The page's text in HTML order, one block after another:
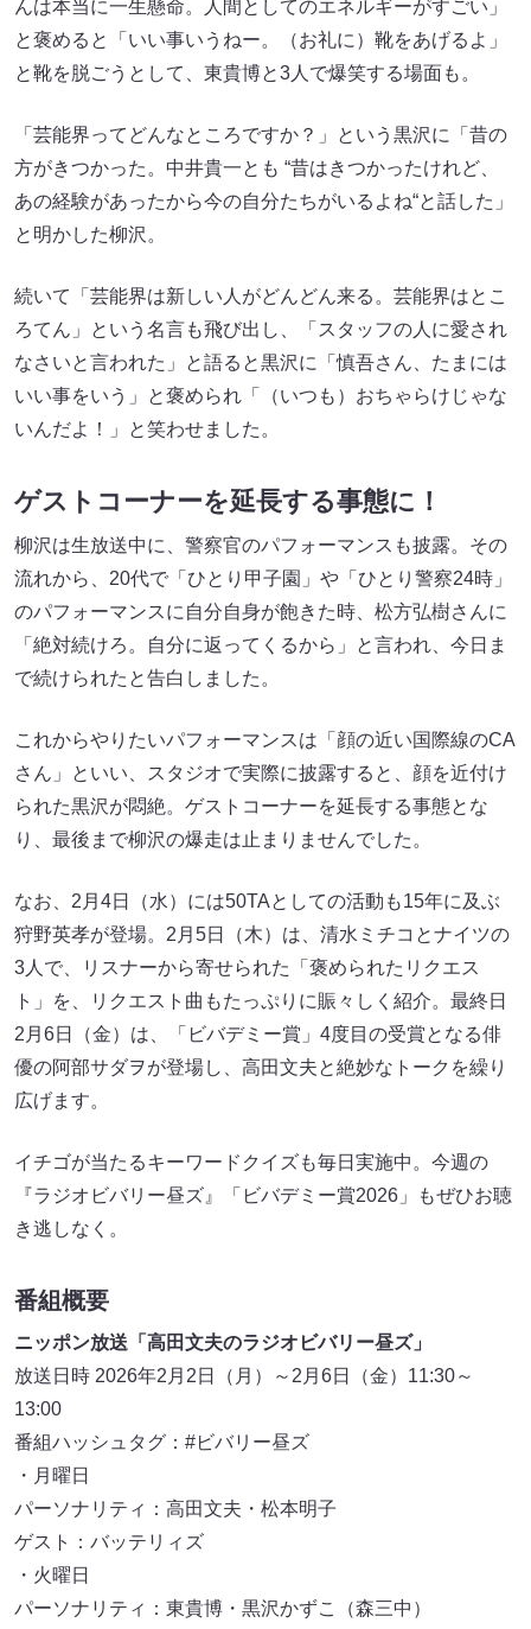
んは本当に一生懸命。人間としてのエネルギーがすごい」
と褒めると「いい事いうねー。（お礼に）靴をあげるよ」
と靴を脱ごうとして、東貴博と3人で爆笑する場面も。
「芸能界ってどんなところですか？」という黒沢に「昔の
方がきつかった。中井貴一とも “昔はきつかったけれど、
あの経験があったから今の自分たちがいるよね“と話した」
と明かした柳沢。
続いて「芸能界は新しい人がどんどん来る。芸能界はとこ
ろてん」という名言も飛び出し、「スタッフの人に愛され
なさいと言われた」と語ると黒沢に「慎吾さん、たまには
いい事をいう」と褒められ「（いつも）おちゃらけじゃな
いんだよ！」と笑わせました。
ゲストコーナーを延長する事態に！
柳沢は生放送中に、警察官のパフォーマンスも披露。その
流れから、20代で「ひとり甲子園」や「ひとり警察24時」
のパフォーマンスに自分自身が飽きた時、松方弘樹さんに
「絶対続けろ。自分に返ってくるから」と言われ、今日ま
で続けられたと告白しました。
これからやりたいパフォーマンスは「顔の近い国際線のCA
さん」といい、スタジオで実際に披露すると、顔を近付け
られた黒沢が悶絶。ゲストコーナーを延長する事態とな
り、最後まで柳沢の爆走は止まりませんでした。
なお、2月4日（水）には50TAとしての活動も15年に及ぶ
狩野英孝が登場。2月5日（木）は、清水ミチコとナイツの
3人で、リスナーから寄せられた「褒められたリクエス
ト」を、リクエスト曲もたっぷりに賑々しく紹介。最終日
2月6日（金）は、「ビバデミー賞」4度目の受賞となる俳
優の阿部サダヲが登場し、高田文夫と絶妙なトークを繰り
広げます。
イチゴが当たるキーワードクイズも毎日実施中。今週の
『ラジオビバリー昼ズ』「ビバデミー賞2026」もぜひお聴
き逃しなく。
番組概要
ニッポン放送「高田文夫のラジオビバリー昼ズ」
放送日時 2026年2月2日（月）～2月6日（金）11:30～
13:00
番組ハッシュタグ：#ビバリー昼ズ
・月曜日
パーソナリティ：高田文夫・松本明子
ゲスト：バッテリィズ
・火曜日
パーソナリティ：東貴博・黒沢かずこ（森三中）